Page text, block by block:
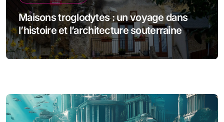
Maisons troglodytes : un voyage dans
l’histoire et l’architecture souterraine